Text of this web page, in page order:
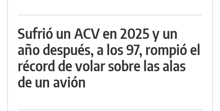
Sufrió un ACV en 2025 y un
año después, a los 97, rompió el
récord de volar sobre las alas
de un avión